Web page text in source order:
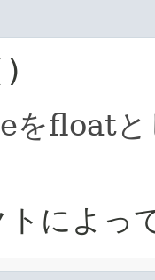
をfloatと
によっ